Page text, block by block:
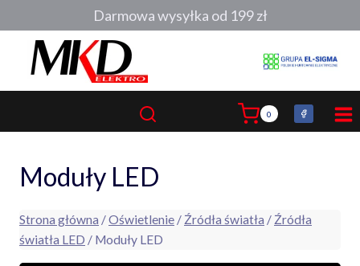
do
0
Moduły LED
Strona główna /Oświetlenie / Źródła światła / Źródła
światła LED / Moduły LED
Darmowa wysyłka od 199 zł